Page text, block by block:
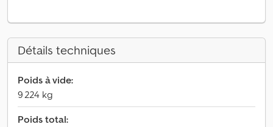
Détails techniques
Poids à vide:
9 224 kg
Poids total: